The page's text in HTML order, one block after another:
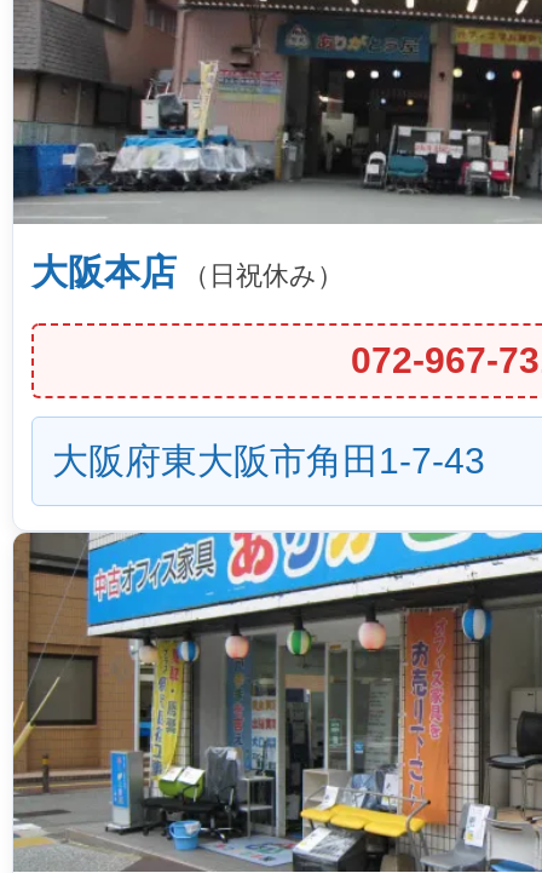
大阪本店 （日祝休み）
072-967-
大阪府東大阪市角田1-7-43